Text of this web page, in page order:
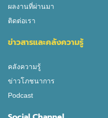
ผลงานที่ผ่านมา
ติดต่อเรา
ข่าวสารและคลังความรู้
คลังความรู้
ข่าวโภชนาการ
Podcast